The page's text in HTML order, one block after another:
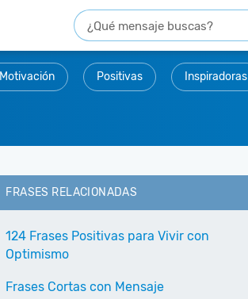
Motivación Positivas Inspiradoras
FRASES RELACIONADAS
124 Frases Positivas para Vivir con
Optimismo
Frases Cortas con Mensaje